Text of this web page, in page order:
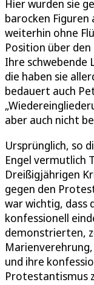
Hier wurden sie
barocken Figuren
weiterhin ohne
Position über
Ihre schwebende
die haben sie
bedauert auch
aber auch nicht
Ursprünglich, so
Engel vermutlich
Dreißigjährigen
gegen den
war wichtig, dass
konfessionell
demonstrierten,
und ihre
Protestantismus